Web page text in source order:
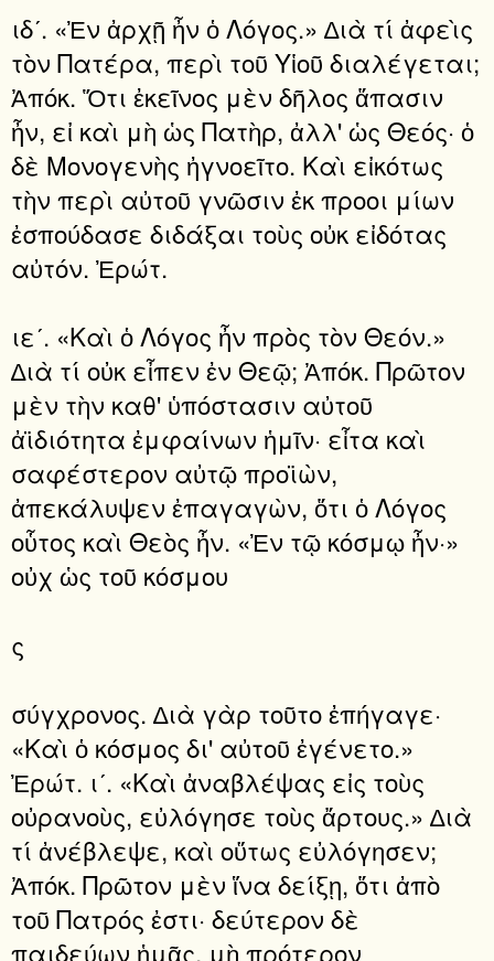
ιδʹ. «Ἐν ἀρχῇ ἦν ὁ Λόγος.» ∆ιὰ τί ἀφεὶς
τὸν Πατέρα, περὶ τοῦ Υἱοῦ διαλέγεται;
Ἀπόκ. Ὅτι ἐκεῖνος μὲν δῆλος ἅπασιν
ἦν, εἰ καὶ μὴ ὡς Πατὴρ, ἀλλ' ὡς Θεός· ὁ
δὲ Μονογενὴς ἠγνοεῖτο. Καὶ εἰκότως
τὴν περὶ αὐτοῦ γνῶσιν ἐκ προοι μίων
ἐσπούδασε διδάξαι τοὺς οὐκ εἰδότας
αὐτόν. Ἐρώτ.
ιεʹ. «Καὶ ὁ Λόγος ἦν πρὸς τὸν Θεόν.»
∆ιὰ τί οὐκ εἶπεν ἐν Θεῷ; Ἀπόκ. Πρῶτον
μὲν τὴν καθ' ὑπόστασιν αὐτοῦ
ἀϊδιότητα ἐμφαίνων ἡμῖν· εἶτα καὶ
σαφέστερον αὐτῷ προϊὼν,
ἀπεκάλυψεν ἐπαγαγὼν, ὅτι ὁ Λόγος
οὗτος καὶ Θεὸς ἦν. «Ἐν τῷ κόσμῳ ἦν·»
οὐχ ὡς τοῦ κόσμου
ς
σύγχρονος. ∆ιὰ γὰρ τοῦτο ἐπήγαγε·
«Καὶ ὁ κόσμος δι' αὐτοῦ ἐγένετο.»
Ἐρώτ. ιʹ. «Καὶ ἀναβλέψας εἰς τοὺς
οὐρανοὺς, εὐλόγησε τοὺς ἄρτους.» ∆ιὰ
τί ἀνέβλεψε, καὶ οὕτως εὐλόγησεν;
Ἀπόκ. Πρῶτον μὲν ἵνα δείξῃ, ὅτι ἀπὸ
τοῦ Πατρός ἐστι· δεύτερον δὲ
παιδεύων ἡμᾶς, μὴ πρότερον